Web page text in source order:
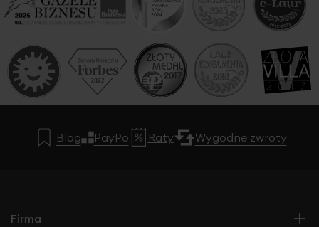
Blog PayPo Raty Wygodne zwroty
Firma